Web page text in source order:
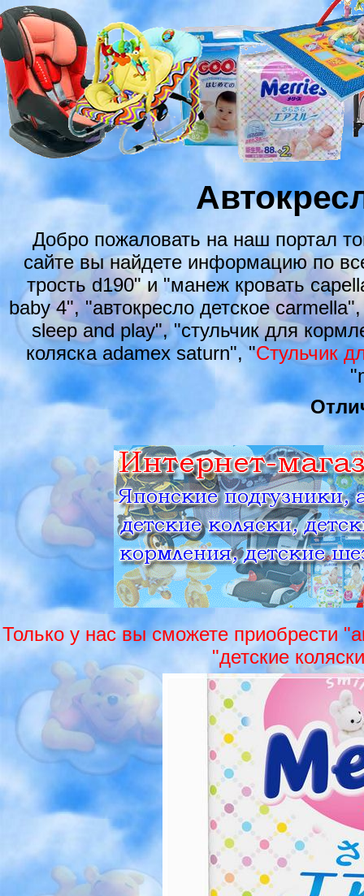
Добро пожаловать на наш портал
сайте вы найдете информацию по
трость d190" и "манеж кровать
baby 4", "автокресло детское
sleep and play", "стульчик для
коляска adamex saturn", "Стульчик
Только у нас вы сможете приобрести
"детские